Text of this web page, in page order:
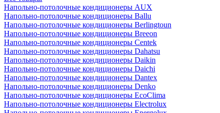
Напольно-потолочные кондиционеры AUX
Напольно-потолочные кондиционеры Ballu
Напольно-потолочные кондиционеры Berlingtoun
Напольно-потолочные кондиционеры Breeon
Напольно-потолочные кондиционеры Centek
Напольно-потолочные кондиционеры Dahatsu
Напольно-потолочные кондиционеры Daikin
Напольно-потолочные кондиционеры Daichi
Напольно-потолочные кондиционеры Dantex
Напольно-потолочные кондиционеры Denko
Напольно-потолочные кондиционеры EcoClima
Напольно-потолочные кондиционеры Electrolux